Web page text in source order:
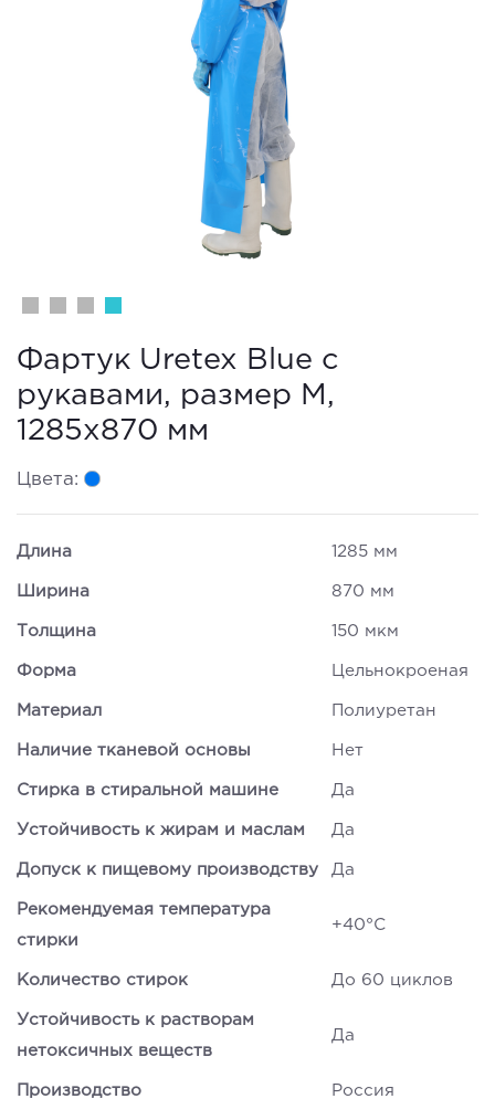
Фартук Uretex Blue с
рукавами, размер M,
1285х870 мм
Цвета:
Длина 1285 мм
Ширина 870 мм
Толщина 150 мкм
Форма Цельнокроеная
Материал Полиуретан
Наличие тканевой основы Нет
Стирка в стиральной машине Да
Устойчивость к жирам и маслам Да
Допуск к пищевому производству Да
Рекомендуемая температура
стирки
+40°С
Количество стирок До 60 циклов
Устойчивость к растворам
нетоксичных веществ
Да
Производство Россия